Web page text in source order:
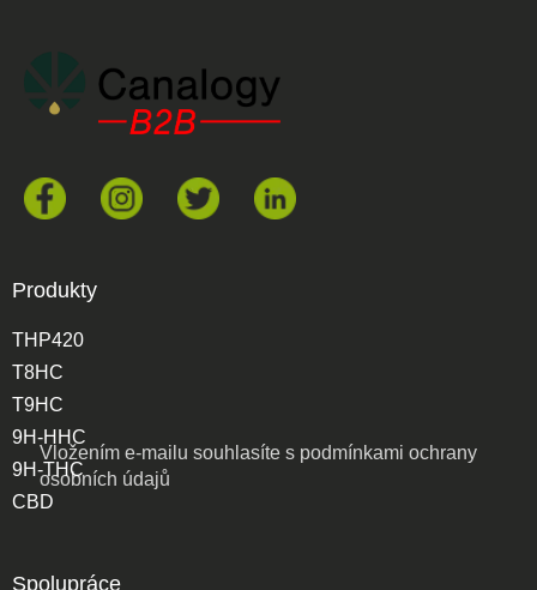
Vložením e-mailu souhlasíte s podmínkami ochrany
osobních údajů
Produkty
THP420
T8HC
T9HC
9H-HHC
9H-THC
CBD
Spolupráce